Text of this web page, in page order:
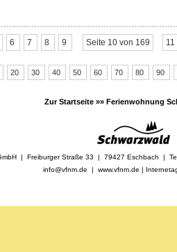
6 7 8 9 Seite 10 von 169 11
20 30 40 50 60 70 80 90
Zur Startseite »» Ferienwohnung
| Freiburger Straße 33 | 79427 Eschbach |
info@vfnm.de | www.vfnm.de |